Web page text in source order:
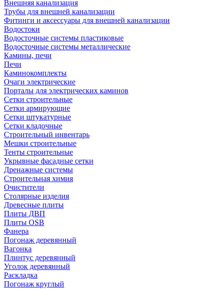
Внешняя канализация
Трубы для внешней канализации
Фитинги и аксессуары для внешней канализации
Водостоки
Водосточные системы пластиковые
Водосточные системы металлические
Камины, печи
Печи
Каминокомплекты
Очаги электрические
Порталы для электрических каминов
Сетки строительные
Сетки армирующие
Сетки штукатурные
Сетки кладочные
Строительный инвентарь
Мешки строительные
Тенты строительные
Укрывные фасадные сетки
Дренажные системы
Строительная химия
Очистители
Столярные изделия
Древесные плиты
Плиты ДВП
Плиты OSB
Фанера
Погонаж деревянный
Вагонка
Плинтус деревянный
Уголок деревянный
Раскладка
Погонаж круглый